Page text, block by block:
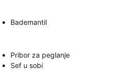
Bademantil
Pribor za peglanje
Sef u sobi